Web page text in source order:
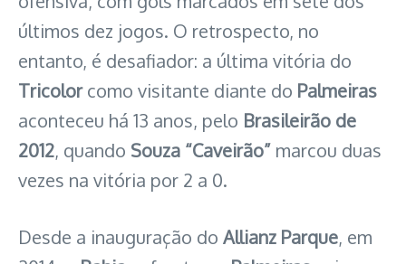
últimos dez jogos. O retrospecto, no
entanto, é desafiador: a última vitória do
Tricolorcomo visitante diante do Palmeiras
aconteceu há 13 anos, pelo Brasileirão de
2012, quando Souza “Caveirão” marcou duas
vezes na vitória por 2 a 0.
Desde a inauguração do Allianz Parque, em